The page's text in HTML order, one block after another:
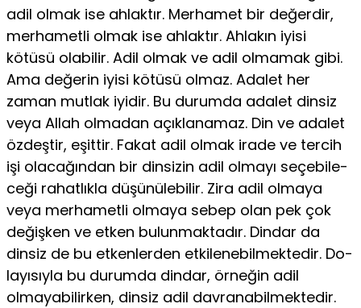
adil ol­mak ise ahlaktır. Merhamet bir değerdir,
merhametli olmak ise ahlaktır. Ahlakın iyisi
kötüsü olabilir. Adil olmak ve adil olma­mak gibi.
Ama değerin iyisi kötüsü olmaz. Adalet her
zaman mutlak iyidir. Bu durumda adalet dinsiz
veya Allah olmadan açıklanamaz. Din ve adalet
özdeştir, eşittir. Fakat adil olmak irade ve tercih
işi olacağından bir dinsizin adil olmayı seçebile­
ceği rahatlıkla düşünülebilir. Zira adil olmaya
veya merhametli olmaya sebep olan pek çok
değişken ve etken bulunmaktadır. Dindar da
dinsiz de bu etkenlerden etkilenebilmektedir. Do­
layısıyla bu durumda dindar, örneğin adil
olmayabilirken, din­siz adil davranabilmektedir.